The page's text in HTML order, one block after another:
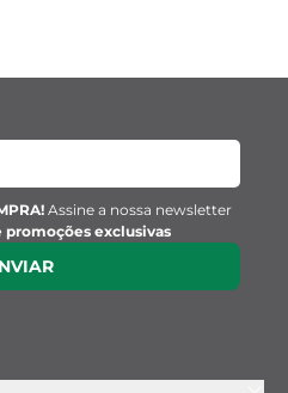
Assine a nossa newsletter
promoções exclusivas